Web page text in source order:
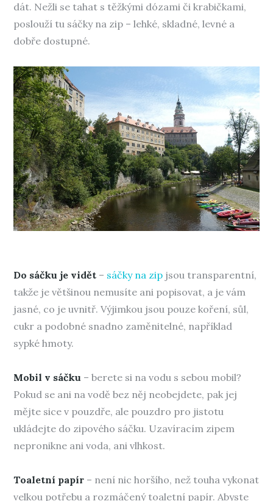
dát. Nežli se tahat s těžkými dózami či krabičkami,
poslouží tu sáčky na zip – lehké, skladné, levné a
dobře dostupné.
Do sáčku je vidět – sáčky na zip jsou transparentní,
takže je většinou nemusíte ani popisovat, a je vám
jasné, co je uvnitř. Výjimkou jsou pouze koření, sůl,
cukr a podobné snadno zaměnitelné, například
sypké hmoty.
Mobil v sáčku – berete si na vodu s sebou mobil?
Pokud se ani na vodě bez něj neobejdete, pak jej
mějte sice v pouzdře, ale pouzdro pro jistotu
ukládejte do zipového sáčku. Uzavíracím zipem
nepronikne ani voda, ani vlhkost.
Toaletní papír – není nic horšího, než touha vykonat
velkou potřebu a rozmáčený toaletní papír. Abyste